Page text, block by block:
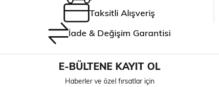
Taksitli Alışveriş
İade & Değişim Garantisi
E-BÜLTENE KAYIT OL
Haberler ve özel fırsatlar için